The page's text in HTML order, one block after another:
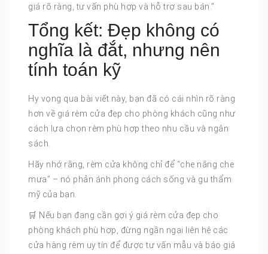
giá rõ ràng, tư vấn phù hợp và hỗ trợ sau bán.”
Tổng kết: Đẹp không có
nghĩa là đắt, nhưng nên
tính toán kỹ
Hy vọng qua bài viết này, bạn đã có cái nhìn rõ ràng
hơn về giá rèm cửa đẹp cho phòng khách cũng như
cách lựa chọn rèm phù hợp theo nhu cầu và ngân
sách.
Hãy nhớ rằng, rèm cửa không chỉ để “che nắng che
mưa” – nó phản ánh phong cách sống và gu thẩm
mỹ của bạn.
🛒 Nếu bạn đang cần gợi ý giá rèm cửa đẹp cho
phòng khách phù hợp, đừng ngần ngại liên hệ các
cửa hàng rèm uy tín để được tư vấn mẫu và báo giá